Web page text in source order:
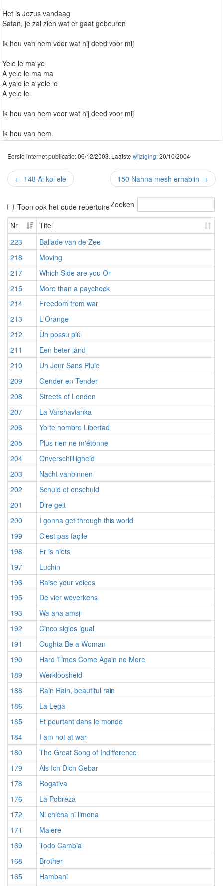
Het is Jezus vandaag
Satan, je zal zien wat er gaat gebeuren
Ik hou van hem voor wat hij deed voor mij
Yele le ma ye
A yele le ma ma
A yale le a yele le
A yele le
Ik hou van hem voor wat hij deed voor mij
Ik hou van hem.
Eerste internet publicatie: 06/12/2003. Laatste wijziging:20/10/2004
← 148 Al kol ele 150 Nahna mesh erhabiin →
Toon ook het oude repertoireZoeken
Nr
Titel
223
Ballade van de Zee
218
Moving
217
Which Side are you On
215
More than a paycheck
214
Freedom from war
213
L'Orange
212
Ùn possu più
211
Een beter land
210
Un Jour Sans Pluie
209
Gender en Tender
208
Streets of London
207
La Varshavianka
206
Yo te nombro Libertad
205
Plus rien ne m'étonne
204
Onverschillligheid
203
Nacht vanbinnen
202
Schuld of onschuld
201
Dire gelt
200
I gonna get through this world
199
C'est pas façile
198
Er is niets
197
Luchin
196
Raise your voices
195
De vier weverkens
193
Wa ana amsji
192
Cinco siglos igual
191
Oughta Be a Woman
190
Hard Times Come Again no More
189
Werkloosheid
188
Rain Rain, beautiful rain
186
La Lega
185
Et pourtant dans le monde
184
I am not at war
180
The Great Song of Indifference
179
Als Ich Dich Gebar
178
Rogativa
176
La Pobreza
172
Ni chicha ni limona
171
Malere
169
Todo Cambia
168
Brother
165
Hambani